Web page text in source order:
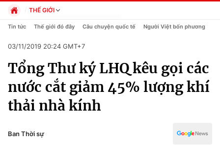
Chuyên mục
Chính trị
Xã hội
Pháp luật
THẾ GIỚI
Chính trị
Pháp luật
Kinh tế
Thể thao
Truyền hình
Văn hóa - Giải trí
Công nghệ
Tin tức Thế giới đó đây Câu chuyện quốc tế Người Việt bốn phương
03/11/2019 20:24 GMT+7
Tổng Thư ký LHQ kêu gọi các
nước cắt giảm 45% lượng khí
thải nhà kính
Ban Thời sự